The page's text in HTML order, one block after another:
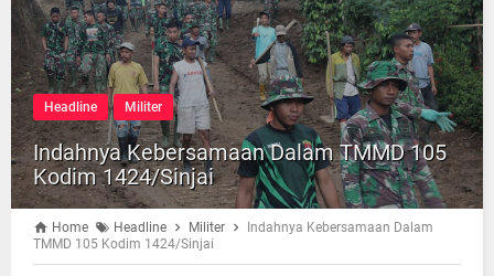
Headline Militer
Indahnya Kebersamaan Dalam TMMD 105
Kodim 1424/Sinjai
Home Headline Militer
Indahnya Kebersamaan Dalam
TMMD 105 Kodim 1424/Sinjai